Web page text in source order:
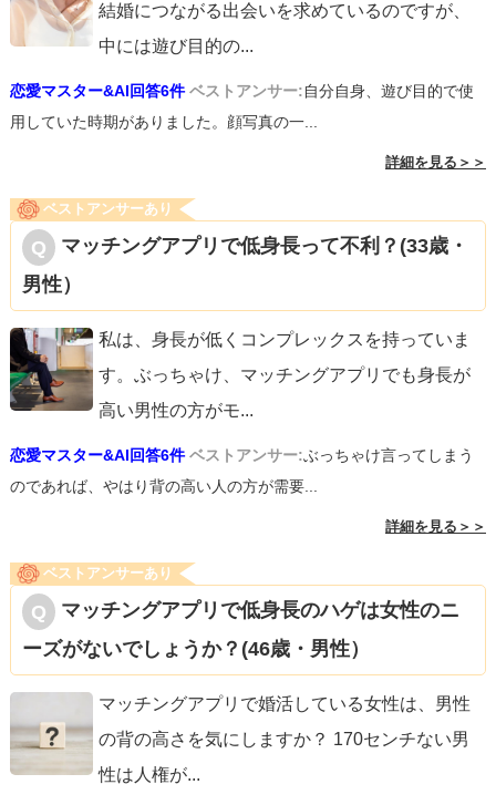
結婚につながる出会いを求めているのですが、
中には遊び目的の...
恋愛マスター&AI回答6件 ベストアンサー:自分自身、遊び目的で使
用していた時期がありました。顔写真の一...
詳細を見る＞＞
ベストアンサーあり
マッチングアプリで低身長って不利？(33歳・
男性）
私は、身長が低くコンプレックスを持っていま
す。ぶっちゃけ、マッチングアプリでも身長が
高い男性の方がモ...
恋愛マスター&AI回答6件 ベストアンサー:ぶっちゃけ言ってしまう
のであれば、やはり背の高い人の方が需要...
詳細を見る＞＞
ベストアンサーあり
マッチングアプリで低身長のハゲは女性のニ
ーズがないでしょうか？(46歳・男性）
マッチングアプリで婚活している女性は、男性
の背の高さを気にしますか？ 170センチない男
性は人権が...